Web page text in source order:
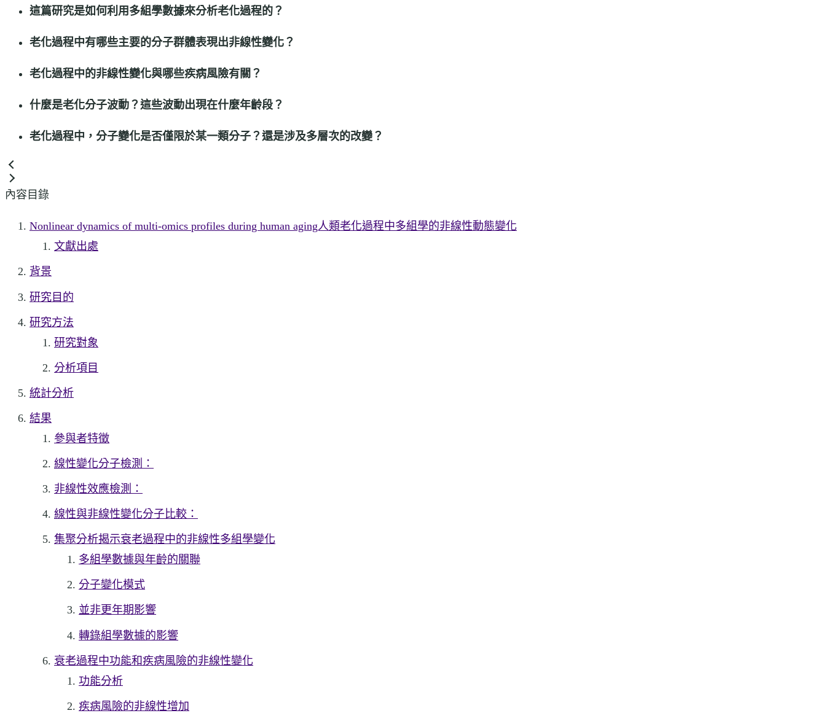
這篇研究是如何利用多組學數據來分析老化過程的？
老化過程中有哪些主要的分子群體表現出非線性變化？
老化過程中的非線性變化與哪些疾病風險有關？
什麼是老化分子波動？這些波動出現在什麼年齡段？
老化過程中，分子變化是否僅限於某一類分子？還是涉及多層次的改變？
內容目錄
Nonlinear dynamics of multi-omics profiles during human aging人類老化過程中多組學的非線性動態變化
文獻出處
背景
研究目的
研究方法
研究對象
分析項目
統計分析
結果
參與者特徵
線性變化分子檢測：
非線性效應檢測：
線性與非線性變化分子比較：
集聚分析揭示衰老過程中的非線性多組學變化
多組學數據與年齡的關聯
分子變化模式
並非更年期影響
轉錄組學數據的影響
衰老過程中功能和疾病風險的非線性變化
功能分析
疾病風險的非線性增加